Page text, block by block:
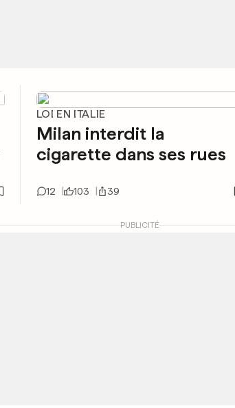
LOI EN ITALIE
Milan interdit la
cigarette dans ses rues
12 103 39
PUBLICITÉ